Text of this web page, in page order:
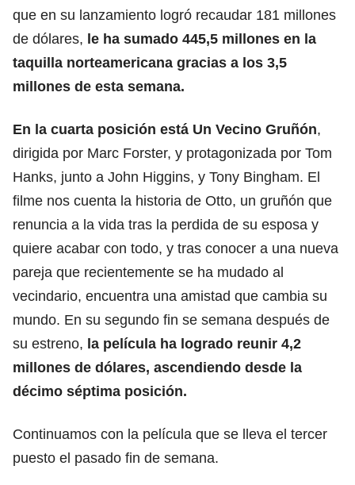
que en su lanzamiento logró recaudar 181 millones
de dólares, le ha sumado 445,5 millones en la
taquilla norteamericana gracias a los 3,5
millones de esta semana.
En la cuarta posición está Un Vecino Gruñón,
dirigida por Marc Forster, y protagonizada por Tom
Hanks, junto a John Higgins, y Tony Bingham. El
filme nos cuenta la historia de Otto, un gruñón que
renuncia a la vida tras la perdida de su esposa y
quiere acabar con todo, y tras conocer a una nueva
pareja que recientemente se ha mudado al
vecindario, encuentra una amistad que cambia su
mundo. En su segundo fin se semana después de
su estreno, la película ha logrado reunir 4,2
millones de dólares, ascendiendo desde la
décimo séptima posición.
Continuamos con la película que se lleva el tercer
puesto el pasado fin de semana.